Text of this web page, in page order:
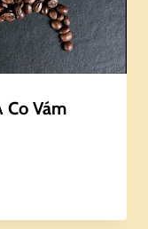
Co Vám